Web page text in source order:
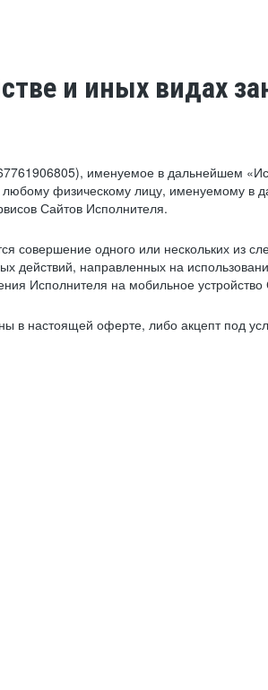
и иных видах
именуемое в дальнейшем
физическому лицу, именуемому в
Сайтов Исполнителя.
совершение одного или нескольких из
направленных на
Исполнителя на мобильное устройство
в настоящей оферте, либо акцепт под